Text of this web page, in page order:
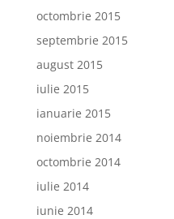
octombrie 2015
septembrie 2015
august 2015
iulie 2015
ianuarie 2015
noiembrie 2014
octombrie 2014
iulie 2014
iunie 2014